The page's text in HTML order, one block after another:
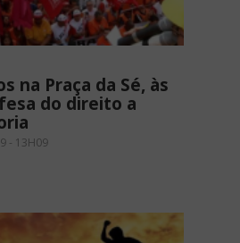
na Praça da Sé, às
do direito a
- 13H09